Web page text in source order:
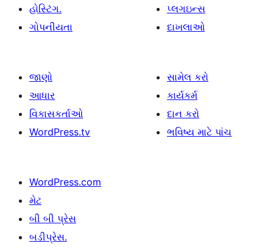
હોસ્ટિંગ.
ગોપનીયતા
પ્લગઇન્સ
દાખલાઓ
જાણો
આધાર
વિકાસકર્તાઓ
WordPress.tv
સામેલ કરો
કાર્યકર્મ
દાન કરો
ભવિષ્ય માટે પાંચ
WordPress.com
મેટ
બી બી પ્રેસ
બડીપ્રેસ.